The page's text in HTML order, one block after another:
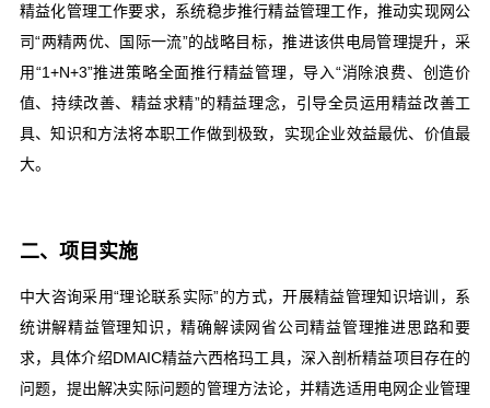
精益化管理工作要求，系统稳步推行精益管理工作，推动实现网公
司“两精两优、国际一流”的战略目标，推进该供电局管理提升，采
用“1+N+3”推进策略全面推行精益管理，导入“消除浪费、创造价
值、持续改善、精益求精”的精益理念，引导全员运用精益改善工
具、知识和方法将本职工作做到极致，实现企业效益最优、价值最
大。
二、项目实施
中大咨询采用“理论联系实际”的方式，开展精益管理知识培训，系
统讲解精益管理知识，精确解读网省公司精益管理推进思路和要
求，具体介绍DMAIC精益六西格玛工具，深入剖析精益项目存在的
问题，提出解决实际问题的管理方法论，并精选适用电网企业管理